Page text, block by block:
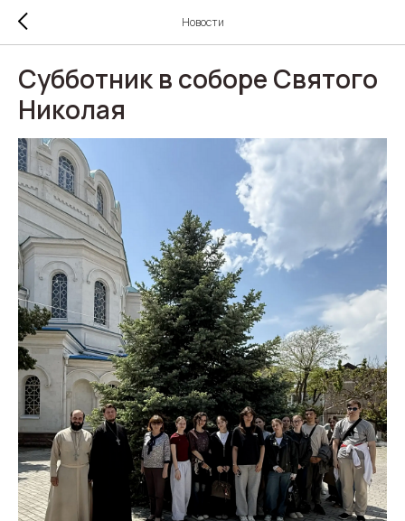
Новости
Субботник в соборе Святого
Николая